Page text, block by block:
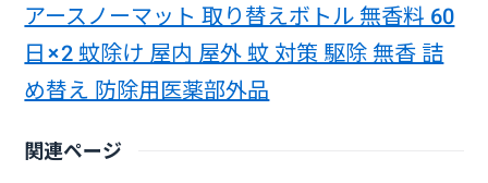
アースノーマット 取り替えボトル 無香料 60
日×2 蚊除け 屋内 屋外 蚊 対策 駆除 無香 詰
め替え 防除用医薬部外品
関連ページ